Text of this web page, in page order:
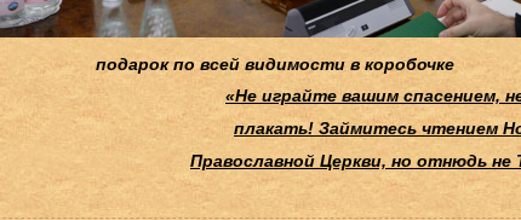
подарок по всей видимости в коробочке
«Не играйте вашим спасением,
плакать! Займитесь чтением
Православной Церкви, но отнюдь не